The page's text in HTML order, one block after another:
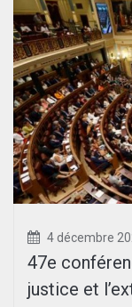
4 décembre
47e
justice et